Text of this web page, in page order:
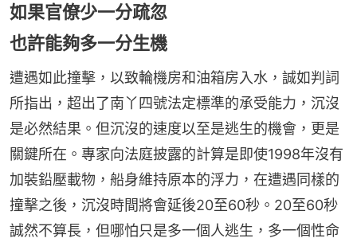
如果官僚少一分疏忽
也許能夠多一分生機
遭遇如此撞擊，以致輪機房和油箱房入水，誠如判詞
所指出，超出了南丫四號法定標準的承受能力，沉沒
是必然結果。但沉沒的速度以至是逃生的機會，更是
關鍵所在。專家向法庭披露的計算是即使1998年沒有
加裝鉛壓載物，船身維持原本的浮力，在遭遇同樣的
撞擊之後，沉沒時間將會延後20至60秒。20至60秒
誠然不算長，但哪怕只是多一個人逃生，多一個性命